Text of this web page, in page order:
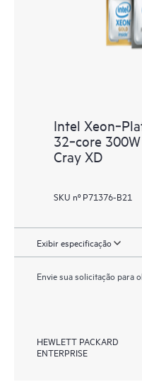
Intel
32‑core
Cray XD
SKU nº P71376-B21
Exibir especificação
Envie sua solicitação para
HEWLETT PACKARD
ENTERPRISE